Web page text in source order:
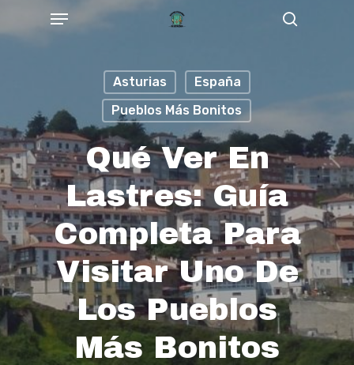
to
Menu
Asturias
España
Pueblos Más Bonitos
Qué Ver En
Lastres: Guía
Completa Para
Visitar Uno De
Los Pueblos
Más Bonitos